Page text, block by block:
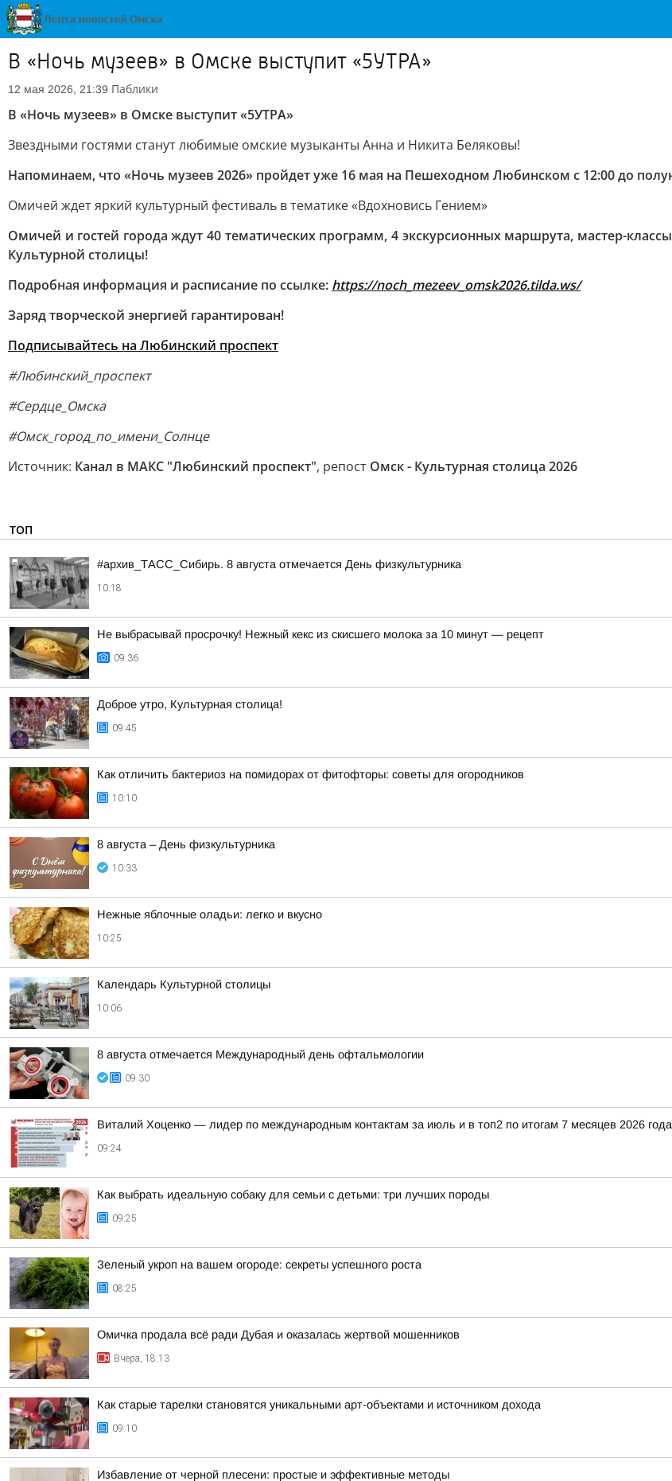
В «Ночь музеев» в Омске выступит «5УТРА»
12 мая 2026, 21:39 Паблики
В «Ночь музеев» в Омске выступит «5УТРА»
Звездными гостями станут любимые омские музыканты Анна и Никита Беляковы!
Напоминаем, что «Ночь музеев 2026» пройдет уже 16 мая на Пешеходном Любинском с 12:00 до
Омичей ждет яркий культурный фестиваль в тематике «Вдохновись Гением»
Омичей и гостей города ждут 40 тематических программ, 4 экскурсионных маршрута, мастер-
Культурной столицы!
Подробная информация и расписание по ссылке: https://noch_mezeev_omsk2026.tilda.ws/
Заряд творческой энергией гарантирован!
Подписывайтесь на Любинский проспект
#Любинский_проспект
#Сердце_Омска
#Омск_город_по_имени_Солнце
Источник: Канал в МАКС "Любинский проспект", репост Омск - Культурная столица 2026
ТОП
#архив_ТАСС_Сибирь. 8 августа отмечается День физкультурника
10:18
Не выбрасывай просрочку! Нежный кекс из скисшего молока за 10 минут — рецепт
09:36
Доброе утро, Культурная столица!
09:45
Как отличить бактериоз на помидорах от фитофторы: советы для огородников
10:10
8 августа – День физкультурника
10:33
Нежные яблочные оладьи: легко и вкусно
10:25
Календарь Культурной столицы
10:06
8 августа отмечается Международный день офтальмологии
09:30
Виталий Хоценко — лидер по международным контактам за июль и в топ2 по итогам 7 месяцев 2026 года
09:24
Как выбрать идеальную собаку для семьи с детьми: три лучших породы
09:25
Зеленый укроп на вашем огороде: секреты успешного роста
08:25
Омичка продала всё ради Дубая и оказалась жертвой мошенников
Вчера, 18:13
Как старые тарелки становятся уникальными арт-объектами и источником дохода
09:10
Избавление от черной плесени: простые и эффективные методы